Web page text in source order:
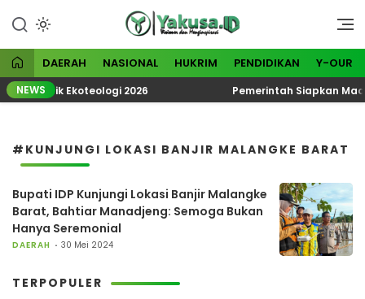
konten
Yakusa
Visioner dan Menginspirasi
DAERAH NASIONAL HUKRIM PENDIDIKAN Y-OUR
NEWS
Tematik Ekoteologi 2026 Pemerintah Siapkan
#KUNJUNGI LOKASI BANJIR MALANGKE BARAT
Bupati IDP Kunjungi Lokasi Banjir Malangke
Barat, Bahtiar Manadjeng: Semoga Bukan
Hanya Seremonial
DAERAH 30 Mei 2024
TERPOPULER